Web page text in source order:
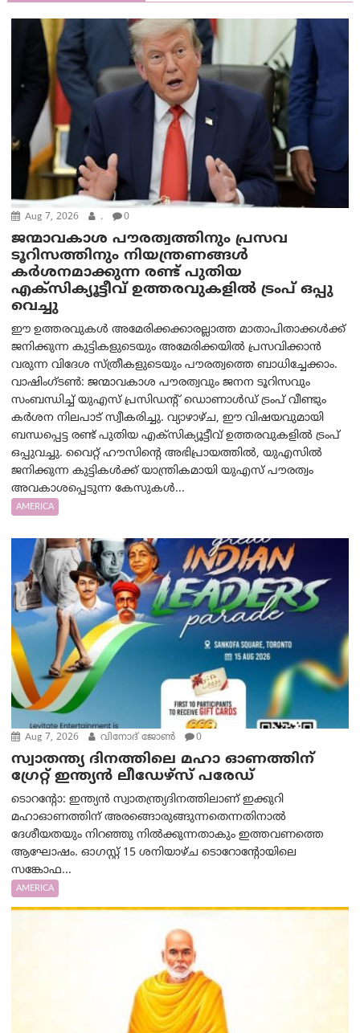
Aug 7, 2026 . 0
ജന്മാവകാശ പൗരത്വത്തിനും പ്രസവ
ടൂറിസത്തിനും നിയന്ത്രണങ്ങൾ
കർശനമാക്കുന്ന രണ്ട് പുതിയ
എക്സിക്യൂട്ടീവ് ഉത്തരവുകളിൽ ട്രംപ് ഒപ്പു
വെച്ചു
ഈ ഉത്തരവുകൾ അമേരിക്കക്കാരല്ലാത്ത മാതാപിതാക്കൾക്ക്
ജനിക്കുന്ന കുട്ടികളുടെയും അമേരിക്കയിൽ പ്രസവിക്കാൻ
വരുന്ന വിദേശ സ്ത്രീകളുടെയും പൗരത്വത്തെ ബാധിച്ചേക്കാം.
വാഷിംഗ്ടണ്‍: ജന്മാവകാശ പൗരത്വവും ജനന ടൂറിസവും
സംബന്ധിച്ച് യുഎസ് പ്രസിഡന്റ് ഡൊണാൾഡ് ട്രംപ് വീണ്ടും
കർശന നിലപാട് സ്വീകരിച്ചു. വ്യാഴാഴ്ച, ഈ വിഷയവുമായി
ബന്ധപ്പെട്ട രണ്ട് പുതിയ എക്സിക്യൂട്ടീവ് ഉത്തരവുകളിൽ ട്രംപ്
ഒപ്പുവച്ചു. വൈറ്റ് ഹൗസിന്റെ അഭിപ്രായത്തിൽ, യുഎസിൽ
ജനിക്കുന്ന കുട്ടികൾക്ക് യാന്ത്രികമായി യുഎസ് പൗരത്വം
അവകാശപ്പെടുന്ന കേസുകൾ...
AMERICA
Aug 7, 2026 വിനോദ് ജോൺ 0
സ്വാതന്ത്യ ദിനത്തിലെ മഹാ ഓണത്തിന്
ഗ്രേറ്റ് ഇന്ത്യൻ ലീഡേഴ്സ് പരേഡ്
ടൊറന്റോ: ഇന്ത്യൻ സ്വാതന്ത്ര്യദിനത്തിലാണ് ഇക്കുറി
മഹാഓണത്തിന് അരങ്ങൊരുങ്ങുന്നതെന്നതിനാൽ
ദേശീയതയും നിറഞ്ഞു നിൽക്കുന്നതാകും ഇത്തവണത്തെ
ആഘോഷം. ഓഗസ്റ്റ് 15 ശനിയാഴ്ച ടൊറോന്റോയിലെ
സങ്കോഫ...
AMERICA